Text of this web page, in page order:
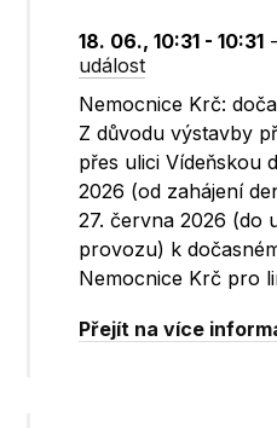
18. 06., 10:31 - 10:31
událost
Nemocnice Krč:
Z důvodu výstavby
přes ulici Vídeňskou
2026 (od zahájení
27. června 2026 (do
provozu) k
Nemocnice Krč pro
Přejít na více